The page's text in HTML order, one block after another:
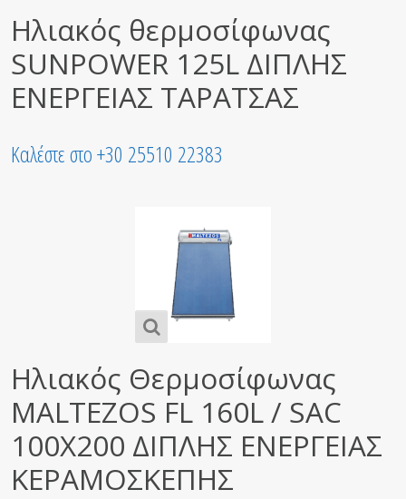
Ηλιακός θερμοσίφωνας
SUNPOWER 125L ΔΙΠΛΗΣ
ΕΝΕΡΓΕΙΑΣ ΤΑΡΑΤΣΑΣ
Καλέστε στο +30 25510 22383
Ηλιακός Θερμοσίφωνας
MALTEZOS FL 160L / SAC
100X200 ΔΙΠΛΗΣ ΕΝΕΡΓΕΙΑΣ
ΚΕΡΑΜΟΣΚΕΠΗΣ